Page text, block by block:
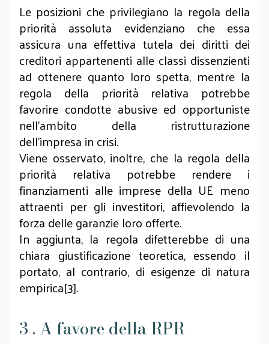
Le posizioni che privilegiano la regola della
priorità assoluta evidenziano che essa
assicura una effettiva tutela dei diritti dei
creditori appartenenti alle classi dissenzienti
ad ottenere quanto loro spetta, mentre la
regola della priorità relativa potrebbe
favorire condotte abusive ed opportuniste
nell’ambito della ristrutturazione
dell’impresa in crisi.
Viene osservato, inoltre, che la regola della
priorità relativa potrebbe rendere i
finanziamenti alle imprese della UE meno
attraenti per gli investitori, affievolendo la
forza delle garanzie loro offerte.
In aggiunta, la regola difetterebbe di una
chiara giustificazione teoretica, essendo il
portato, al contrario, di esigenze di natura
empirica[3].
3 . A favore della RPR